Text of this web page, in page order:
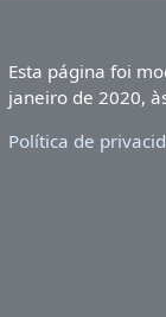
Esta página foi
janeiro de 2020,
Política de